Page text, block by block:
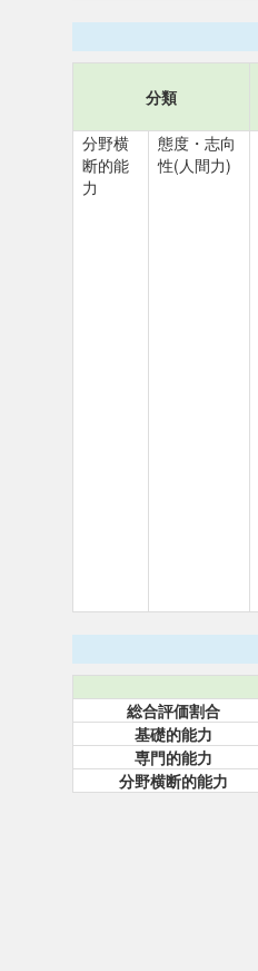
分類
分野横
断的能
力
態度・志向
性(人間力)
総合評価割合
基礎的能力
専門的能力
分野横断的能力